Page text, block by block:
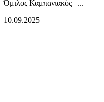
Όμιλος Καμπανιακός –...
10.09.2025